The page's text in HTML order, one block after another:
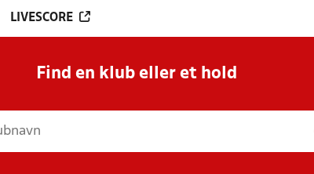
LIVESCORE
Find en klub eller et hold